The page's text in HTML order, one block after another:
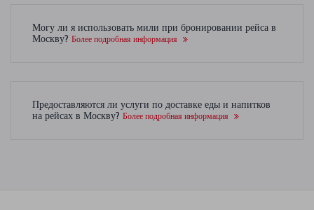
Могу ли я использовать мили при бронировании рейса в
Москву? Более подробная информация
Предоставляются ли услуги по доставке еды и напитков
на рейсах в Москву? Более подробная информация